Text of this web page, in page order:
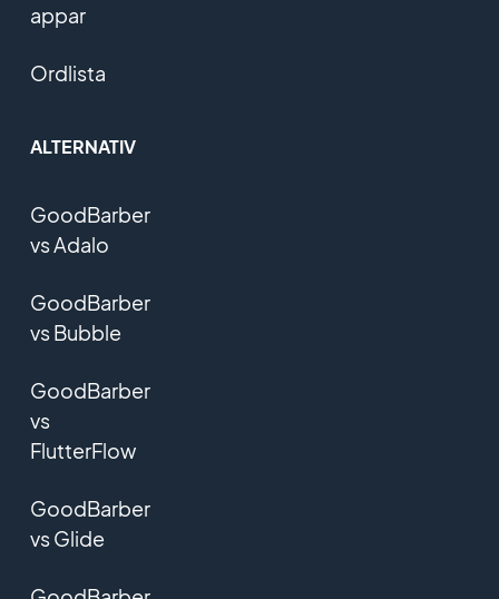
appar
Ordlista
ALTERNATIV
GoodBarber
vs Adalo
GoodBarber
vs Bubble
GoodBarber
vs
FlutterFlow
GoodBarber
vs Glide